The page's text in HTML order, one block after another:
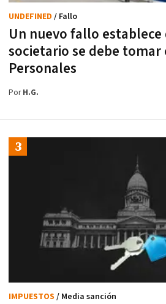
Un nuevo fallo establece
societario se debe tomar
Personales
UNDEFINED / Fallo
PorH.G.
IMPUESTOS / Media sanción